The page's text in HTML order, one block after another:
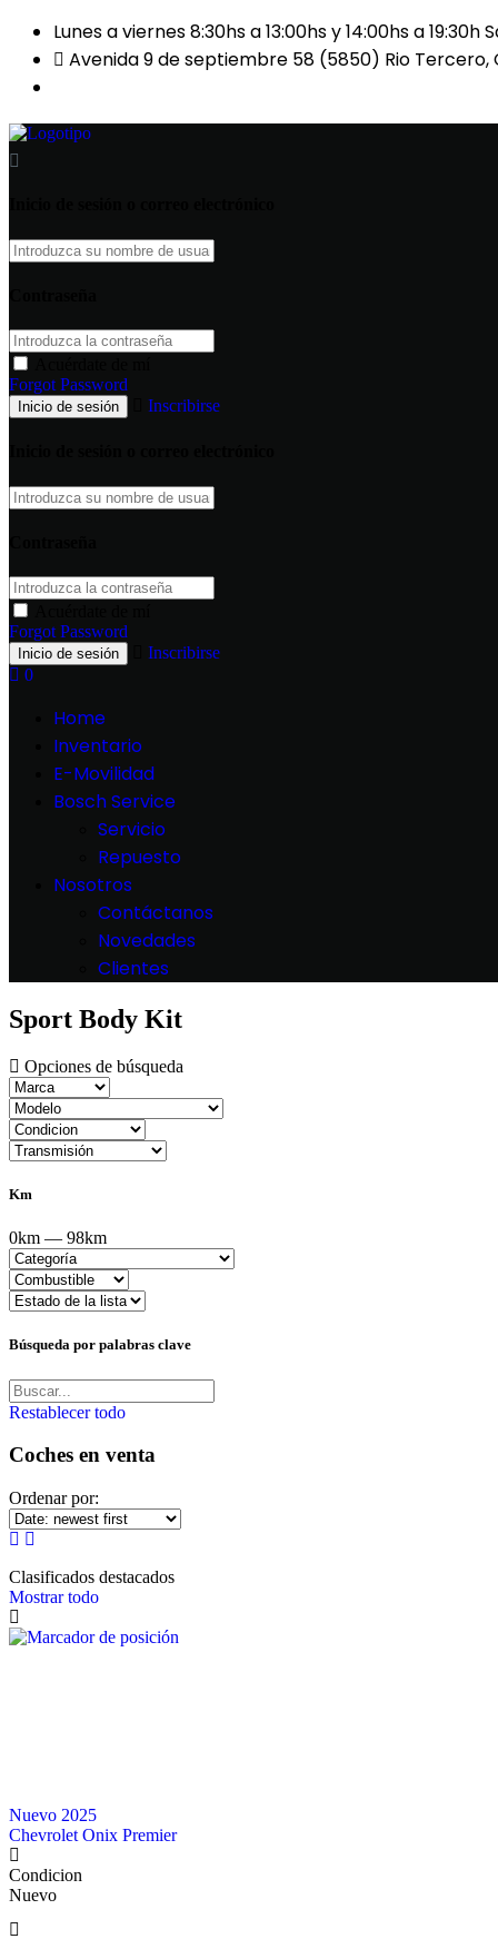
Lunes a viernes 8:30hs a 13:00hs y 14:00hs a 19:30h
Avenida 9 de septiembre 58 (5850) Rio Tercero,
Forgot Password
Inscribirse
Forgot Password
Inscribirse
0
Home
Inventario
E-Movilidad
Bosch Service
Servicio
Repuesto
Nosotros
Contáctanos
Novedades
Clientes
Sport Body Kit
Opciones de búsqueda
Km
0km — 98km
Búsqueda por palabras clave
Restablecer todo
Coches en venta
Ordenar por:
Clasificados destacados
Mostrar todo
Nuevo 2025
Chevrolet Onix Premier
Condicion
Nuevo